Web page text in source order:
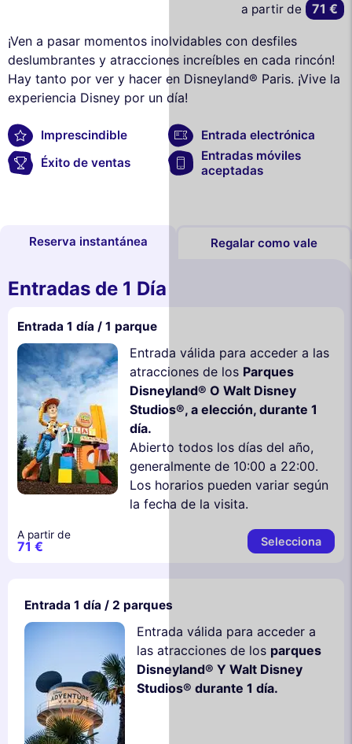
¡Ven a pasar momentos inolvidables con desfiles
deslumbrantes y atracciones increíbles en cada rincón!
Hay tanto por ver y hacer en Disneyland® Paris. ¡Vive la
experiencia Disney por un día!
Imprescindible
Entrada electrónica
Éxito de ventas
Entradas móviles
aceptadas
a partir de 71 €
Reserva instantánea Regalar como vale
Entradas de 1 Día
Entrada 1 día / 1 parque
Entrada válida para acceder a las
atracciones de los Parques
Disneyland® O Walt Disney
Studios®, a elección, durante 1
día.
Abierto todos los días del año,
generalmente de 10:00 a 22:00.
Los horarios pueden variar según
la fecha de la visita.
A partir de
71 € Selecciona
Entrada 1 día / 2 parques
Entrada válida para acceder a
las atracciones de los parques
Disneyland® Y Walt Disney
Studios® durante 1 día.